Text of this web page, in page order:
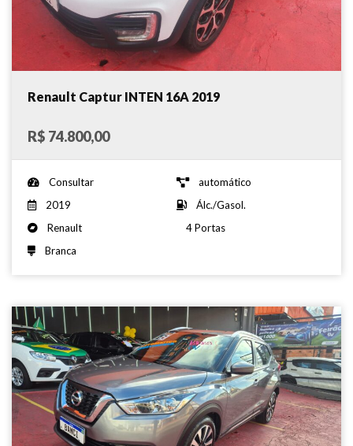
Renault Captur INTEN 16A 2019
R$ 74.800,00
Consultar
automático
2019
Álc./Gasol.
Renault
4 Portas
Branca